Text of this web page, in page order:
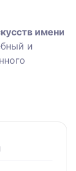
имени
и